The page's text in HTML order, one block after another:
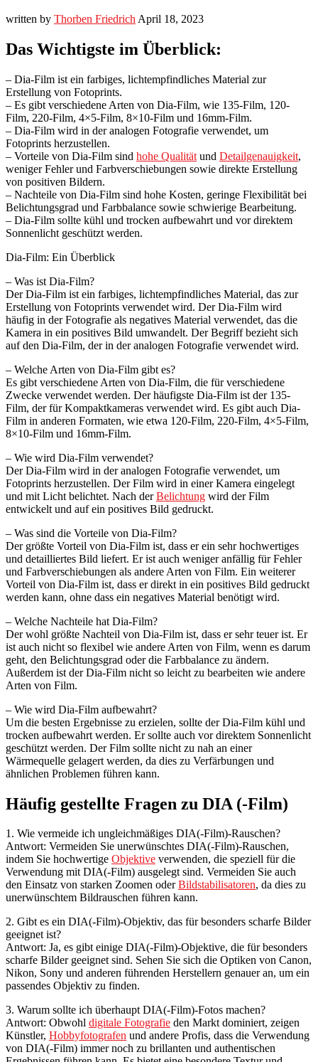
written by Thorben Friedrich April 18, 2023
Das Wichtigste im Überblick:
– Dia-Film ist ein farbiges, lichtempfindliches Material zur
Erstellung von Fotoprints.
– Es gibt verschiedene Arten von Dia-Film, wie 135-Film, 120-
Film, 220-Film, 4×5-Film, 8×10-Film und 16mm-Film.
– Dia-Film wird in der analogen Fotografie verwendet, um
Fotoprints herzustellen.
– Vorteile von Dia-Film sind hohe Qualität und Detailgenauigkeit,
weniger Fehler und Farbverschiebungen sowie direkte Erstellung
von positiven Bildern.
– Nachteile von Dia-Film sind hohe Kosten, geringe Flexibilität bei
Belichtungsgrad und Farbbalance sowie schwierige Bearbeitung.
– Dia-Film sollte kühl und trocken aufbewahrt und vor direktem
Sonnenlicht geschützt werden.
Dia-Film: Ein Überblick
– Was ist Dia-Film?
Der Dia-Film ist ein farbiges, lichtempfindliches Material, das zur
Erstellung von Fotoprints verwendet wird. Der Dia-Film wird
häufig in der Fotografie als negatives Material verwendet, das die
Kamera in ein positives Bild umwandelt. Der Begriff bezieht sich
auf den Dia-Film, der in der analogen Fotografie verwendet wird.
– Welche Arten von Dia-Film gibt es?
Es gibt verschiedene Arten von Dia-Film, die für verschiedene
Zwecke verwendet werden. Der häufigste Dia-Film ist der 135-
Film, der für Kompaktkameras verwendet wird. Es gibt auch Dia-
Film in anderen Formaten, wie etwa 120-Film, 220-Film, 4×5-Film,
8×10-Film und 16mm-Film.
– Wie wird Dia-Film verwendet?
Der Dia-Film wird in der analogen Fotografie verwendet, um
Fotoprints herzustellen. Der Film wird in einer Kamera eingelegt
und mit Licht belichtet. Nach derBelichtung wird der Film
entwickelt und auf ein positives Bild gedruckt.
– Was sind die Vorteile von Dia-Film?
Der größte Vorteil von Dia-Film ist, dass er ein sehr hochwertiges
und detailliertes Bild liefert. Er ist auch weniger anfällig für Fehler
und Farbverschiebungen als andere Arten von Film. Ein weiterer
Vorteil von Dia-Film ist, dass er direkt in ein positives Bild gedruckt
werden kann, ohne dass ein negatives Material benötigt wird.
– Welche Nachteile hat Dia-Film?
Der wohl größte Nachteil von Dia-Film ist, dass er sehr teuer ist. Er
ist auch nicht so flexibel wie andere Arten von Film, wenn es darum
geht, den Belichtungsgrad oder die Farbbalance zu ändern.
Außerdem ist der Dia-Film nicht so leicht zu bearbeiten wie andere
Arten von Film.
– Wie wird Dia-Film aufbewahrt?
Um die besten Ergebnisse zu erzielen, sollte der Dia-Film kühl und
trocken aufbewahrt werden. Er sollte auch vor direktem Sonnenlicht
geschützt werden. Der Film sollte nicht zu nah an einer
Wärmequelle gelagert werden, da dies zu Verfärbungen und
ähnlichen Problemen führen kann.
Häufig gestellte Fragen zu DIA (-Film)
1. Wie vermeide ich ungleichmäßiges DIA(-Film)-Rauschen?
Antwort: Vermeiden Sie unerwünschtes DIA(-Film)-Rauschen,
indem Sie hochwertige Objektive verwenden, die speziell für die
Verwendung mit DIA(-Film) ausgelegt sind. Vermeiden Sie auch
den Einsatz von starken Zoomen oderBildstabilisatoren, da dies zu
unerwünschtem Bildrauschen führen kann.
2. Gibt es ein DIA(-Film)-Objektiv, das für besonders scharfe Bilder
geeignet ist?
Antwort: Ja, es gibt einige DIA(-Film)-Objektive, die für besonders
scharfe Bilder geeignet sind. Sehen Sie sich die Optiken von Canon,
Nikon, Sony und anderen führenden Herstellern genauer an, um ein
passendes Objektiv zu finden.
3. Warum sollte ich überhaupt DIA(-Film)-Fotos machen?
Antwort: Obwohl digitale Fotografie den Markt dominiert, zeigen
Künstler, Hobbyfotografen und andere Profis, dass die Verwendung
von DIA(-Film) immer noch zu brillanten und authentischen